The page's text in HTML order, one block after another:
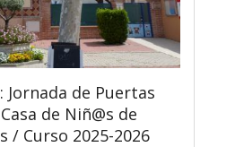
Jornada de Puertas
de Niñ@s de
/ Curso 2025-2026